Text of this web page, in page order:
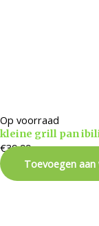
Op voorraad
kleine grill pan
€39,99
Toevoegen aan